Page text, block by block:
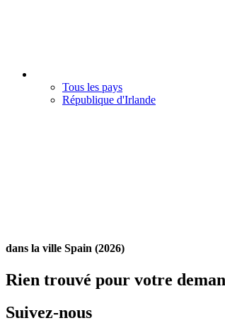
Tous les pays
République d'Irlande
dans la ville Spain (2026)
Rien trouvé pour votre
Suivez-nous